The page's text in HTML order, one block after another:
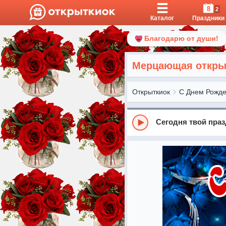
Каталог
8 2
Праздники
Благодарю от души!
Мерцающая
Открыткиок С Днем
Сегодня твой